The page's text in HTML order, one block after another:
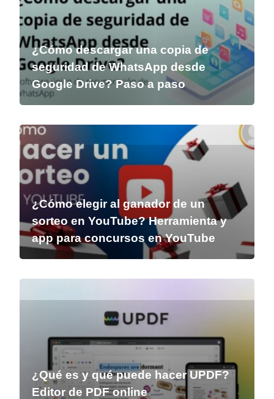
¿Cómo descargar una copia de
seguridad de WhatsApp desde
Google Drive? Paso a paso
¿Cómo elegir al ganador de un
sorteo en YouTube? Herramienta y
app para concursos en YouTube
¿Qué es y qué puede hacer UPDF?
Editor de PDF online